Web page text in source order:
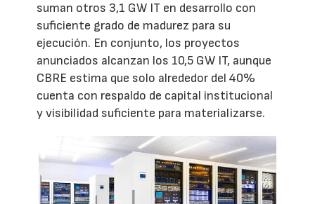
suman otros 3,1 GW IT en desarrollo con
suficiente grado de madurez para su
ejecución. En conjunto, los proyectos
anunciados alcanzan los 10,5 GW IT, aunque
CBRE estima que solo alrededor del 40%
cuenta con respaldo de capital institucional
y visibilidad suficiente para materializarse.